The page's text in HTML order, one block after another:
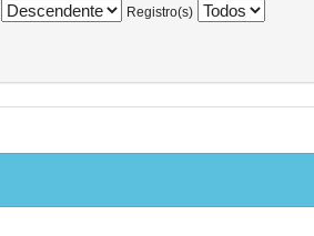
Registro(s)